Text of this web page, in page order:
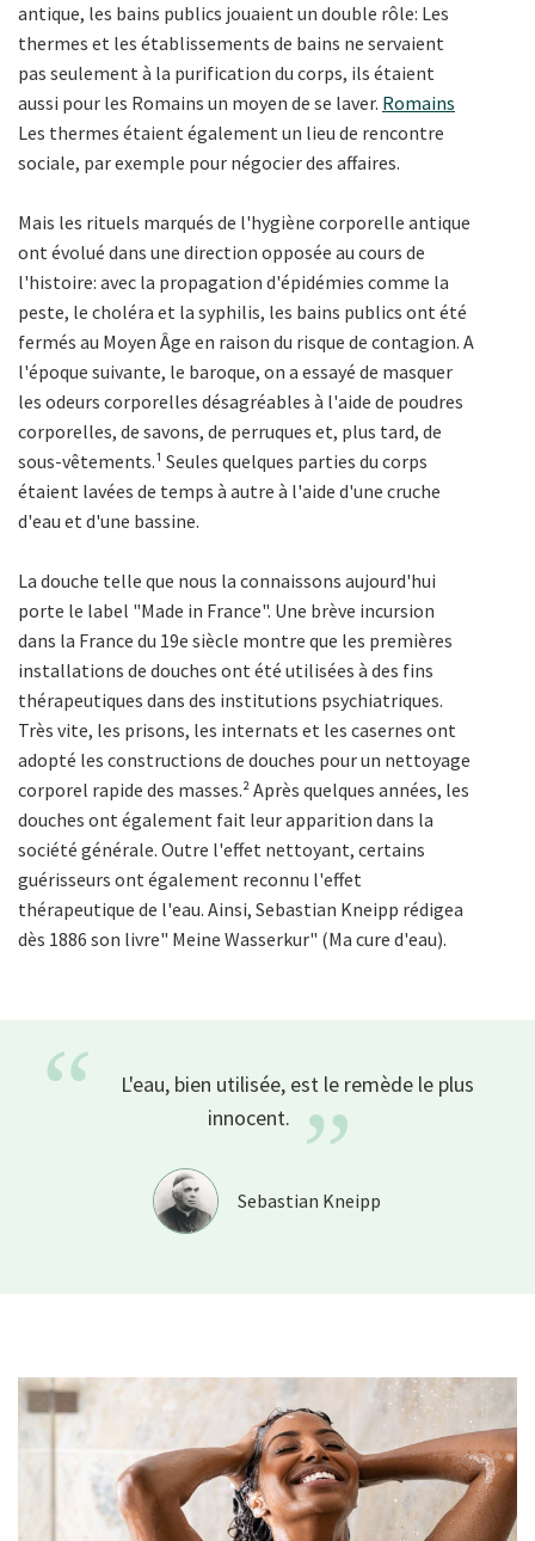
antique, les bains publics jouaient un double rôle: Les
thermes et les établissements de bains ne servaient
pas seulement à la purification du corps, ils étaient
aussi pour les Romains un moyen de se laver. Romains
Les thermes étaient également un lieu de rencontre
sociale, par exemple pour négocier des affaires.
Mais les rituels marqués de l'hygiène corporelle antique
ont évolué dans une direction opposée au cours de
l'histoire: avec la propagation d'épidémies comme la
peste, le choléra et la syphilis, les bains publics ont été
fermés au Moyen Âge en raison du risque de contagion. A
l'époque suivante, le baroque, on a essayé de masquer
les odeurs corporelles désagréables à l'aide de poudres
corporelles, de savons, de perruques et, plus tard, de
sous-vêtements.¹ Seules quelques parties du corps
étaient lavées de temps à autre à l'aide d'une cruche
d'eau et d'une bassine.
La douche telle que nous la connaissons aujourd'hui
porte le label "Made in France". Une brève incursion
dans la France du 19e siècle montre que les premières
installations de douches ont été utilisées à des fins
thérapeutiques dans des institutions psychiatriques.
Très vite, les prisons, les internats et les casernes ont
adopté les constructions de douches pour un nettoyage
corporel rapide des masses.²Après quelques années, les
douches ont également fait leur apparition dans la
société générale. Outre l'effet nettoyant, certains
guérisseurs ont également reconnu l'effet
thérapeutique de l'eau. Ainsi, Sebastian Kneipp rédigea
dès 1886 son livre" Meine Wasserkur" (Ma cure d'eau).
“
L'eau, bien utilisée, est le remède le plus
innocent.
”
Sebastian Kneipp